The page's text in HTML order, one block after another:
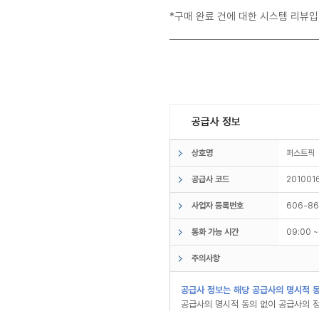
*구매 완료 건에 대한 시스템 리뷰
공급사 정보
상호명 퍼스트
공급사 코드
사업자 등록번호 606-
통화 가능 시간 09:00
주의사항
공급사 정보는 해당 공급사의 명시적
공급사의 명시적 동의 없이 공급사의